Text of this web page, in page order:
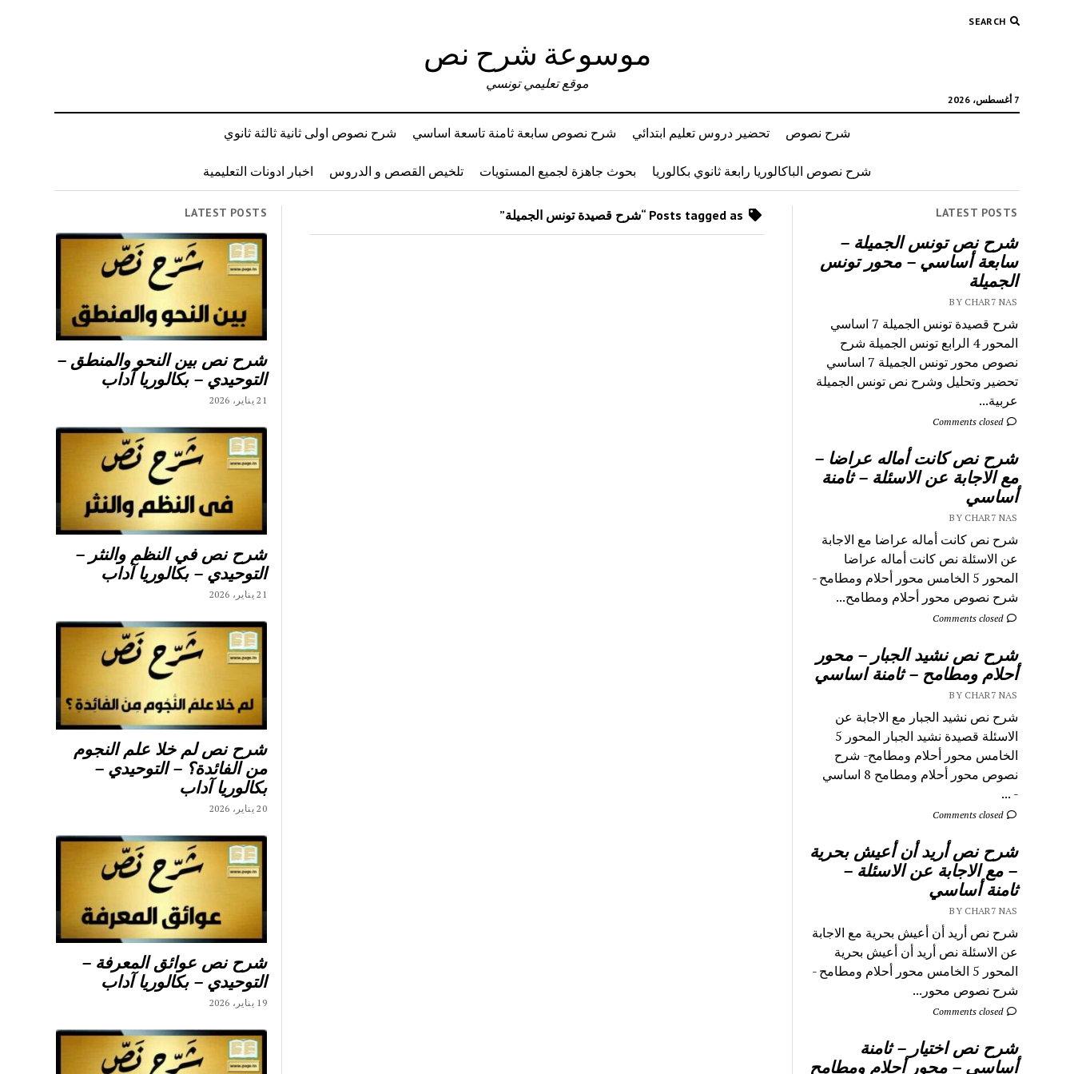
SEARCH
موسوعة شرح نص
7 أغسطس، 2026
موقع تعليمي تونسي
شرح نصوص تحضير دروس تعليم ابتدائي شرح نصوص سابعة ثامنة تاسعة اساسي شرح نصوص اولى ثانية ثالثة ثانوي
شرح نصوص الباكالوريا رابعة ثانوي بكالوريا بحوث جاهزة لجميع المستويات تلخيص القصص و الدروس اخبار ادونات التعليمية
LATEST POSTS
شرح نص تونس الجميلة –
سابعة أساسي – محور تونس
الجميلة
BY CHAR7 NAS
شرح قصيدة تونس الجميلة 7 اساسي
المحور 4 الرابع تونس الجميلة شرح
نصوص محور تونس الجميلة 7 اساسي
تحضير وتحليل وشرح نص تونس الجميلة
عربية...
Comments closed
شرح نص كانت أماله عراضا –
مع الاجابة عن الاسئلة – ثامنة
أساسي
BY CHAR7 NAS
شرح نص كانت أماله عراضا مع الاجابة
عن الاسئلة نص كانت أماله عراضا
المحور 5 الخامس محور أحلام ومطامح -
شرح نصوص محور أحلام ومطامح...
Comments closed
شرح نص نشيد الجبار – محور
أحلام ومطامح – ثامنة اساسي
BY CHAR7 NAS
شرح نص نشيد الجبار مع الاجابة عن
الاسئلة قصيدة نشيد الجبار المحور 5
الخامس محور أحلام ومطامح- شرح
نصوص محور أحلام ومطامح 8 اساسي
- ...
Comments closed
شرح نص أريد أن أعيش بحرية
– مع الاجابة عن الاسئلة –
ثامنة أساسي
BY CHAR7 NAS
شرح نص أريد أن أعيش بحرية مع الاجابة
عن الاسئلة نص أريد أن أعيش بحرية
المحور 5 الخامس محور أحلام ومطامح -
شرح نصوص محور...
Comments closed
شرح نص اختيار – ثامنة
أساسي – محور أحلام ومطامح
LATEST POSTS
شرح نص بين النحو والمنطق –
التوحيدي – بكالوريا آداب
21 يناير، 2026
شرح نص في النظم والنثر –
التوحيدي – بكالوريا آداب
21 يناير، 2026
شرح نص لم خلا علم النجوم
من الفائدة؟ – التوحيدي –
بكالوريا آداب
20 يناير، 2026
شرح نص عوائق المعرفة –
التوحيدي – بكالوريا آداب
19 يناير، 2026